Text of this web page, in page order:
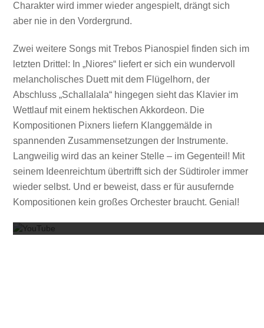
Charakter wird immer wieder angespielt, drängt sich
aber nie in den Vordergrund.
Zwei weitere Songs mit Trebos Pianospiel finden sich im
letzten Drittel: In „Niores“ liefert er sich ein wundervoll
melancholisches Duett mit dem Flügelhorn, der
Abschluss „Schallalala“ hingegen sieht das Klavier im
Wettlauf mit einem hektischen Akkordeon. Die
Kompositionen Pixners liefern Klanggemälde in
spannenden Zusammensetzungen der Instrumente.
Langweilig wird das an keiner Stelle – im Gegenteil! Mit
seinem Ideenreichtum übertrifft sich der Südtiroler immer
wieder selbst. Und er beweist, dass er für ausufernde
Kompositionen kein großes Orchester braucht. Genial!